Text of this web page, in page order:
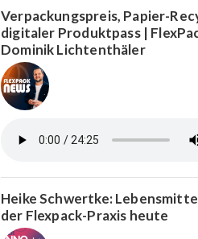
Verpackungspreis, Papier-
digitaler Produktpass |
Dominik Lichtenthäler
Heike Schwertke:
der Flexpack-Praxis heute